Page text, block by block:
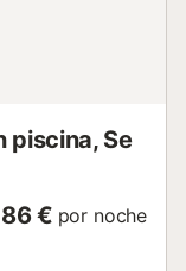
piscina, Se
86 € por noche